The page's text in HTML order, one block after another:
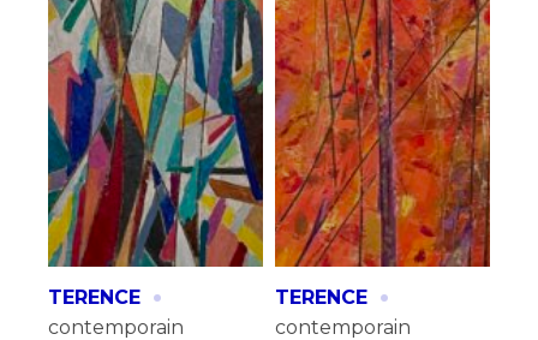
TERENCE ·
contemporain
TERENCE ·
contemporain